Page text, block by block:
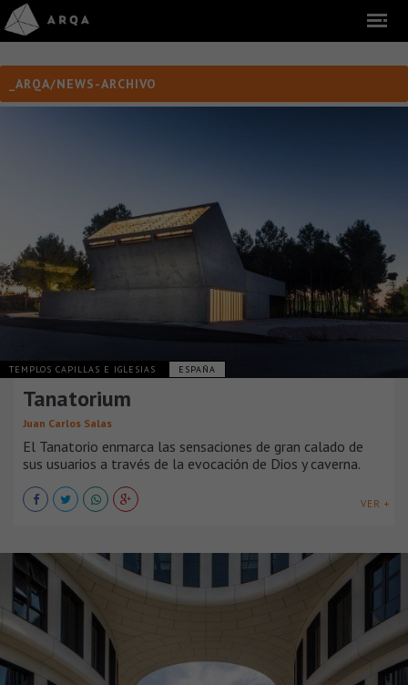
_ARQA/NEWS-ARCHIVO
TEMPLOS CAPILLAS E IGLESIAS ESPAÑA
Tanatorium
Juan Carlos Salas
El Tanatorio enmarca las sensaciones de gran calado de
sus usuarios a través de la evocación de Dios y caverna.
VER +